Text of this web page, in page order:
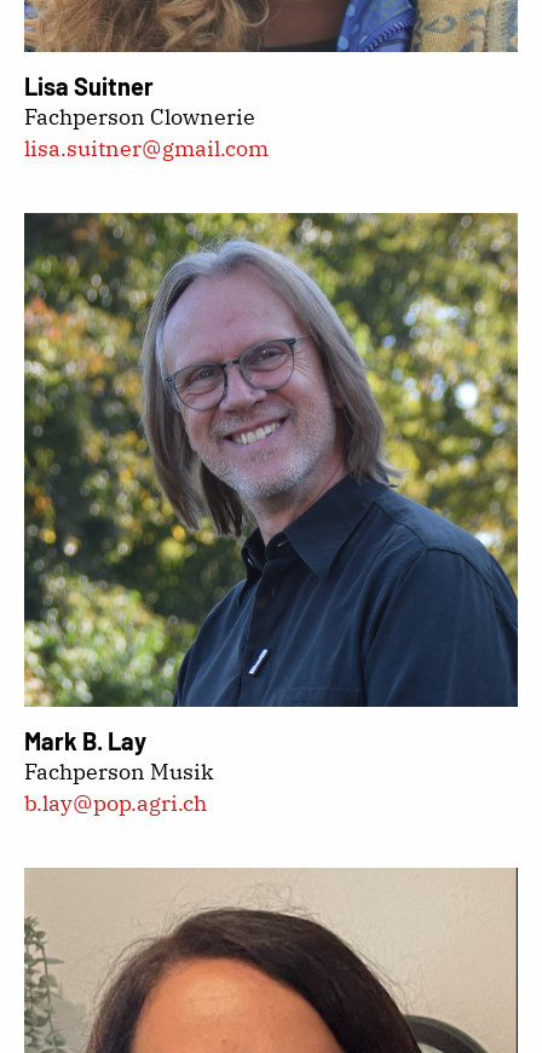
Lisa Suitner
Fachperson Clownerie
lisa.suitner@gmail.com
Mark B. Lay
Fachperson Musik
b.lay@pop.agri.ch